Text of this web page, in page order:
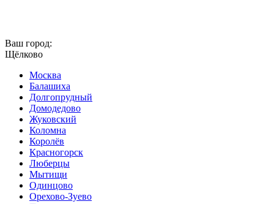
Ваш город:
Щёлково
Москва
Балашиха
Долгопрудный
Домодедово
Жуковский
Коломна
Королёв
Красногорск
Люберцы
Мытищи
Одинцово
Орехово-Зуево